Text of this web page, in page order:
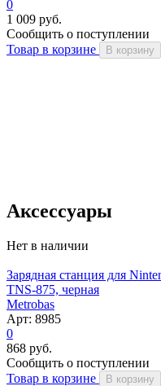
0
1 009 руб.
Сообщить о поступлении
Товар в корзине
В корзину
Аксессуары
Нет в наличии
Зарядная станция для
TNS-875, черная
Metrobas
Арт: 8985
0
868 руб.
Сообщить о поступлении
Товар в корзине
В корзину